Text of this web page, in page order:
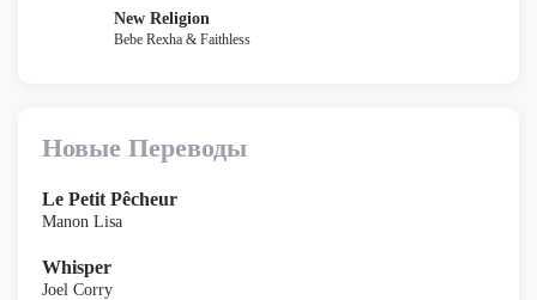
New Religion
Bebe Rexha & Faithless
Новые Переводы
Le Petit Pêcheur
Manon Lisa
Whisper
Joel Corry